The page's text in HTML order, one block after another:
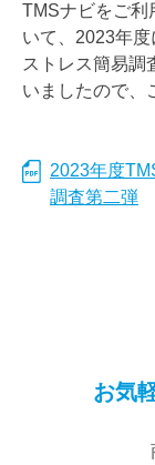
TMSナビをご利
いて、2023年
ストレス簡易調
いましたので、
2023年度
調査第二弾
お気